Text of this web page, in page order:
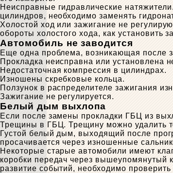
Неисправные гидравлические
цилиндров, необходимо заменять
Холостой ход или зажигание не
обороты холостого хода, как установить
Автомобиль не заводится
Еще одна проблема, возникающая после
Прокладка неисправна или установлена
Недостаточная компрессия в цилиндрах.
Изношены скребковые кольца.
Ползунок в распределителе зажигания
Зажигание не регулируется.
Белый дым выхлопа
Если после замены прокладки ГБЦ из
Трещины в ГБЦ. Трещину можно удалить
Густой белый дым, выходящий после
просачивается через изношенные
Некоторые старые автомобили имеют
коробки передач через вышеупомянутый
развитие событий, необходимо